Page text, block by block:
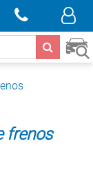
.
frenos